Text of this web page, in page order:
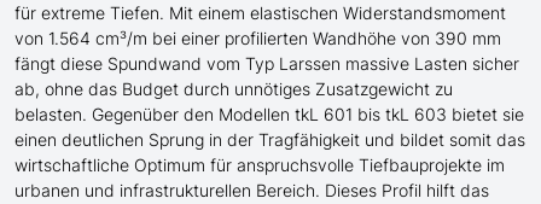
für extreme Tiefen. Mit einem elastischen Widerstandsmoment
von 1.564 cm³/m bei einer profilierten Wandhöhe von 390 mm
fängt diese Spundwand vom Typ Larssen massive Lasten sicher
ab, ohne das Budget durch unnötiges Zusatzgewicht zu
belasten. Gegenüber den Modellen tkL 601 bis tkL 603 bietet sie
einen deutlichen Sprung in der Tragfähigkeit und bildet somit das
wirtschaftliche Optimum für anspruchsvolle Tiefbauprojekte im
urbanen und infrastrukturellen Bereich. Dieses Profil hilft das